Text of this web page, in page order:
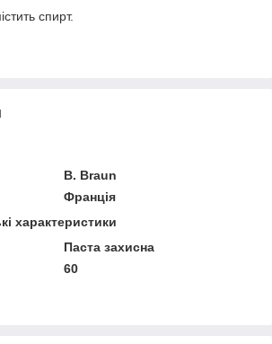
спирт.
B. Braun
Франція
характеристики
Паста захисна
60